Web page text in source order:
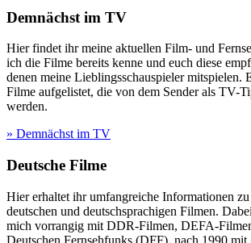
Demnächst im TV
Hier findet ihr meine aktuellen Film- und
ich die Filme bereits kenne und euch diese
denen meine Lieblingsschauspieler mitspielen.
Filme aufgelistet, die von dem Sender als TV-
werden.
» Demnächst im TV
Deutsche Filme
Hier erhaltet ihr umfangreiche Informationen
deutschen und deutschsprachigen Filmen.
mich vorrangig mit DDR-Filmen, DEFA-
Deutschen Fernsehfunks (DFF), nach 1990 mit